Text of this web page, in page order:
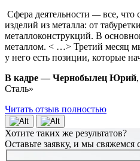
Сфера деятельности —все, что
изделий из металла: от
металлоконструкций. В
металлом. < …> Третий месяц
у него есть позиции, которые
В кадре — Чернобылец Юрий
Сталь»
Читать отзыв полностью
Хотите таких же результатов?
Оставьте заявку, и мы свяжемся